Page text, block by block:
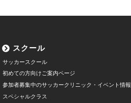
スクール
サッカースクール
初めての方向けご案内ページ
参加者募集中のサッカークリニック・イベント情報
スペシャルクラス